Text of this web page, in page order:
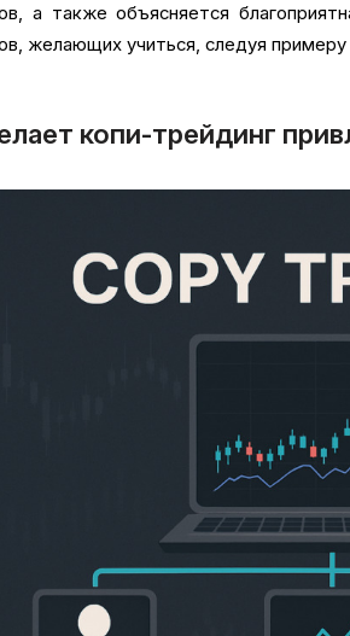
а также объясняется
желающих учиться, следуя
копи-трейдинг